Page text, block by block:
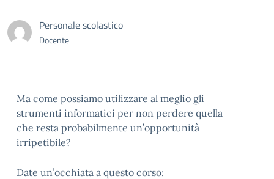
Personale scolastico
Docente
Ma come possiamo utilizzare al meglio gli
strumenti informatici per non perdere quella
che resta probabilmente un’opportunità
irripetibile?
Date un’occhiata a questo corso: